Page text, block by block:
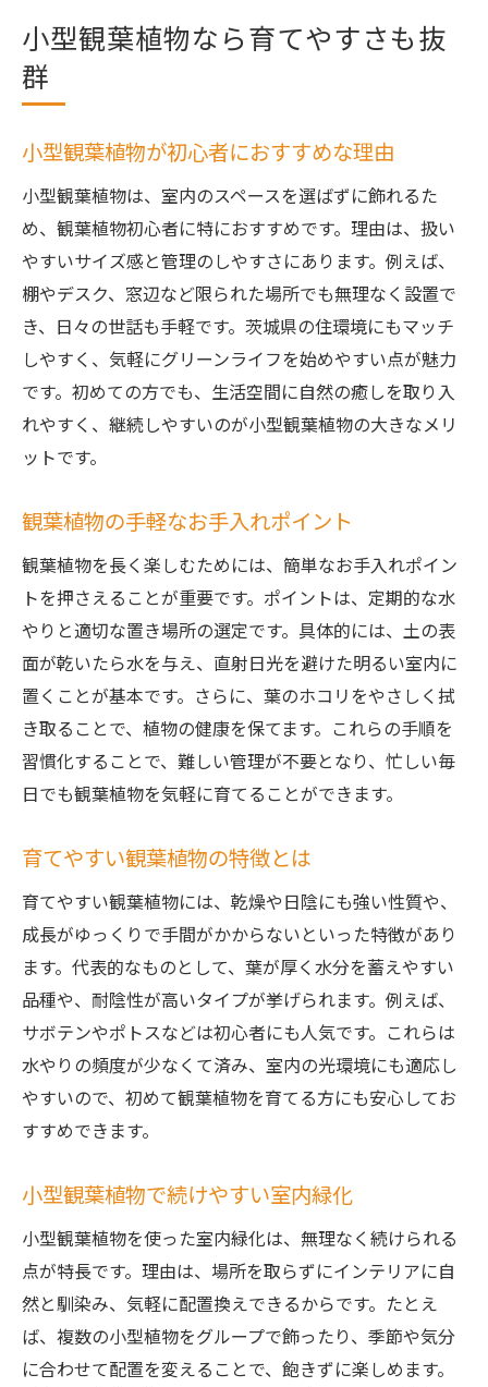
小型観葉植物なら育てやすさも抜
群
小型観葉植物が初心者におすすめな理由
小型観葉植物は、室内のスペースを選ばずに飾れるた
め、観葉植物初心者に特におすすめです。理由は、扱い
やすいサイズ感と管理のしやすさにあります。例えば、
棚やデスク、窓辺など限られた場所でも無理なく設置で
き、日々の世話も手軽です。茨城県の住環境にもマッチ
しやすく、気軽にグリーンライフを始めやすい点が魅力
です。初めての方でも、生活空間に自然の癒しを取り入
れやすく、継続しやすいのが小型観葉植物の大きなメリ
ットです。
観葉植物の手軽なお手入れポイント
観葉植物を長く楽しむためには、簡単なお手入れポイン
トを押さえることが重要です。ポイントは、定期的な水
やりと適切な置き場所の選定です。具体的には、土の表
面が乾いたら水を与え、直射日光を避けた明るい室内に
置くことが基本です。さらに、葉のホコリをやさしく拭
き取ることで、植物の健康を保てます。これらの手順を
習慣化することで、難しい管理が不要となり、忙しい毎
日でも観葉植物を気軽に育てることができます。
育てやすい観葉植物の特徴とは
育てやすい観葉植物には、乾燥や日陰にも強い性質や、
成長がゆっくりで手間がかからないといった特徴があり
ます。代表的なものとして、葉が厚く水分を蓄えやすい
品種や、耐陰性が高いタイプが挙げられます。例えば、
サボテンやポトスなどは初心者にも人気です。これらは
水やりの頻度が少なくて済み、室内の光環境にも適応し
やすいので、初めて観葉植物を育てる方にも安心してお
すすめできます。
小型観葉植物で続けやすい室内緑化
小型観葉植物を使った室内緑化は、無理なく続けられる
点が特長です。理由は、場所を取らずにインテリアに自
然と馴染み、気軽に配置換えできるからです。たとえ
ば、複数の小型植物をグループで飾ったり、季節や気分
に合わせて配置を変えることで、飽きずに楽しめます。